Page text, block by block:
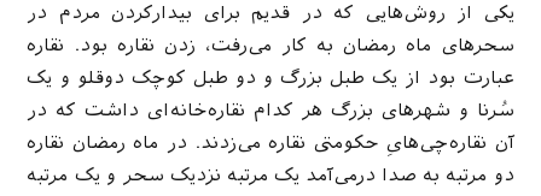
یکی از روش‌هایی که در قدیم برای بیدارکردن مردم در
سحرهای ماه رمضان به کار می‌رفت، زدن نقاره بود. نقاره
عبارت بود از یک طبل بزرگ و دو طبل کوچک دوقلو و یک
سُرنا و شهرهای بزرگ هر کدام نقاره‌خانه‌ای داشت که در
آن نقاره‌چی‌هایِ حکومتی نقاره می‌زدند. در ماه رمضان نقاره
دو مرتبه به صدا درمی‌آمد یک مرتبه نزدیک سحر و یک مرتبه